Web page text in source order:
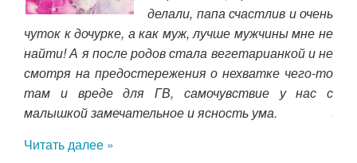
делали, папа счастлив и очень
чуток к дочурке, а как муж, лучше мужчины мне не
найти! А я после родов стала вегетарианкой и не
смотря на предостережения о нехватке чего-то
там и вреде для ГВ, самочувствие у нас с
малышкой замечательное и ясность ума.
Читать далее »